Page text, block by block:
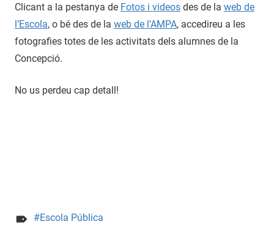
2017
Clicant a la pestanya de Fotos i videos des de la web de
l’Escola, o bé des de la web de l’AMPA, accedireu a les
fotografies totes de les activitats dels alumnes de la
Concepció.
No us perdeu cap detall!
Escola Pública